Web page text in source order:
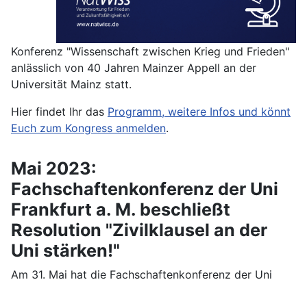
Konferenz "Wissenschaft zwischen Krieg und Frieden"
anlässlich von 40 Jahren Mainzer Appell an der
Universität Mainz statt.
Hier findet Ihr das Programm, weitere Infos und könnt
Euch zum Kongress anmelden.
Mai 2023:
Fachschaftenkonferenz der Uni
Frankfurt a. M. beschließt
Resolution "Zivilklausel an der
Uni stärken!"
Am 31. Mai hat die Fachschaftenkonferenz der Uni